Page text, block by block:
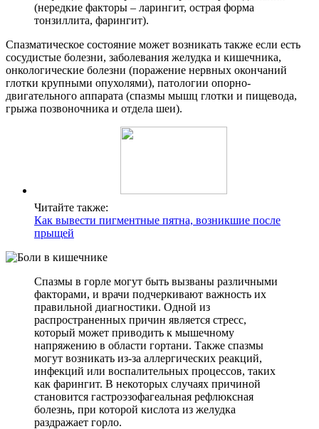
(нередкие факторы – ларингит, острая форма
тонзиллита, фарингит).
Спазматическое состояние может возникать также если есть
сосудистые болезни, заболевания желудка и кишечника,
онкологические болезни (поражение нервных окончаний
глотки крупными опухолями), патологии опорно-
двигательного аппарата (спазмы мышц глотки и пищевода,
грыжа позвоночника и отдела шеи).
Читайте также:
Как вывести пигментные пятна, возникшие после
прыщей
Спазмы в горле могут быть вызваны различными
факторами, и врачи подчеркивают важность их
правильной диагностики. Одной из
распространенных причин является стресс,
который может приводить к мышечному
напряжению в области гортани. Также спазмы
могут возникать из-за аллергических реакций,
инфекций или воспалительных процессов, таких
как фарингит. В некоторых случаях причиной
становится гастроэзофагеальная рефлюксная
болезнь, при которой кислота из желудка
раздражает горло.